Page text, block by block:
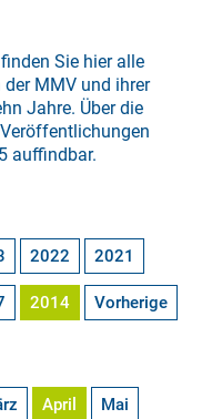
Sie hier alle
MMV und ihrer
Jahre. Über die
auffindbar.
2022 2021
2014 Vorherige
April Mai